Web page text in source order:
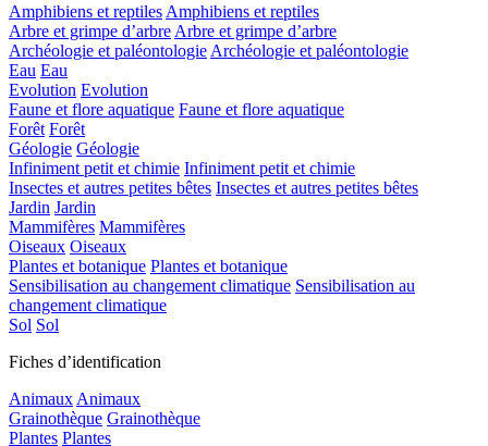
Amphibiens et reptiles Amphibiens et reptiles
Arbre et grimpe d’arbre Arbre et grimpe d’arbre
Archéologie et paléontologie Archéologie et paléontologie
Eau Eau
Evolution Evolution
Faune et flore aquatique Faune et flore aquatique
Forêt Forêt
Géologie Géologie
Infiniment petit et chimie Infiniment petit et chimie
Insectes et autres petites bêtes Insectes et autres petites bêtes
Jardin Jardin
Mammifères Mammifères
Oiseaux Oiseaux
Plantes et botanique Plantes et botanique
Sensibilisation au changement climatique Sensibilisation au
changement climatique
Sol Sol
Fiches d’identification
Animaux Animaux
Grainothèque Grainothèque
Plantes Plantes